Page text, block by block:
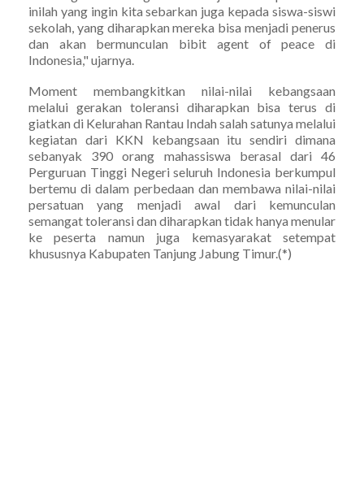
inilah yang ingin kita sebarkan juga kepada siswa-siswi
sekolah, yang diharapkan mereka bisa menjadi penerus
dan akan bermunculan bibit agent of peace di
Indonesia," ujarnya.
Moment membangkitkan nilai-nilai kebangsaan
melalui gerakan toleransi diharapkan bisa terus di
giatkan di Kelurahan Rantau Indah salah satunya melalui
kegiatan dari KKN kebangsaan itu sendiri dimana
sebanyak 390 orang mahassiswa berasal dari 46
Perguruan Tinggi Negeri seluruh Indonesia berkumpul
bertemu di dalam perbedaan dan membawa nilai-nilai
persatuan yang menjadi awal dari kemunculan
semangat toleransi dan diharapkan tidak hanya menular
ke peserta namun juga kemasyarakat setempat
khususnya Kabupaten Tanjung Jabung Timur.(*)